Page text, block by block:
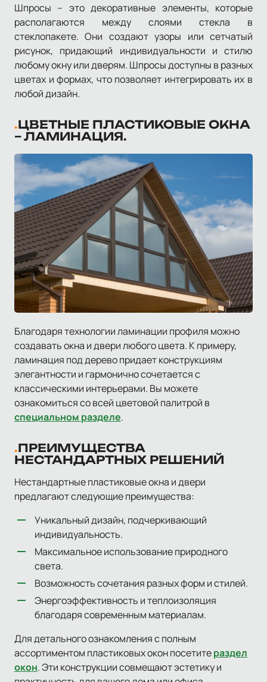
Шпросы – это декоративные элементы, которые
располагаются между слоями стекла в
стеклопакете. Они создают узоры или сетчатый
рисунок, придающий индивидуальности и стилю
любому окну или дверям. Шпросы доступны в разных
цветах и ​​формах, что позволяет интегрировать их в
любой дизайн.
ЦВЕТНЫЕ ПЛАСТИКОВЫЕ ОКНА
– ЛАМИНАЦИЯ.
Благодаря технологии ламинации профиля можно
создавать окна и двери любого цвета. К примеру,
ламинация под дерево придает конструкциям
элегантности и гармонично сочетается с
классическими интерьерами. Вы можете
ознакомиться со всей цветовой палитрой в
специальном разделе.
ПРЕИМУЩЕСТВА
НЕСТАНДАРТНЫХ РЕШЕНИЙ
Нестандартные пластиковые окна и двери
предлагают следующие преимущества:
Уникальный дизайн, подчеркивающий
индивидуальность.
Максимальное использование природного
света.
Возможность сочетания разных форм и стилей.
Энергоэффективность и теплоизоляция
благодаря современным материалам.
Для детального ознакомления с полным
ассортиментом пластиковых окон посетитераздел
окон. Эти конструкции совмещают эстетику и